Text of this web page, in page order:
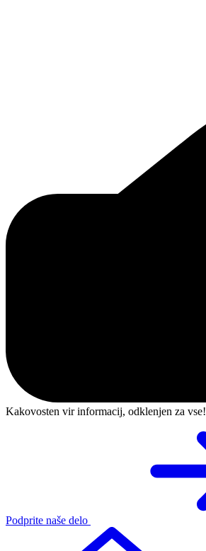
Kakovosten vir informacij, odklenjen za vse!
Podprite naše delo